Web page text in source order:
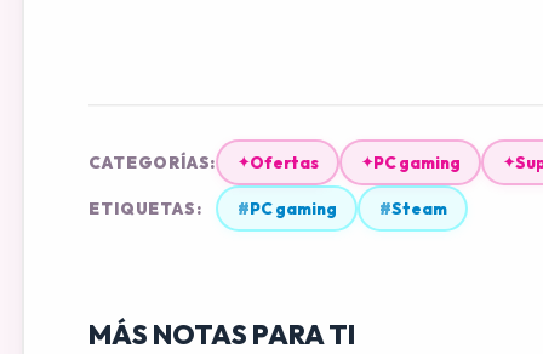
CATEGORÍAS: ✦Ofertas ✦PC gaming ✦
ETIQUETAS: #PC gaming #Steam
MÁS NOTAS PARA TI